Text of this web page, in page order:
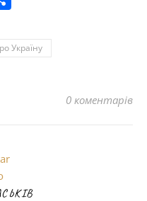
Україну
0 коментарів